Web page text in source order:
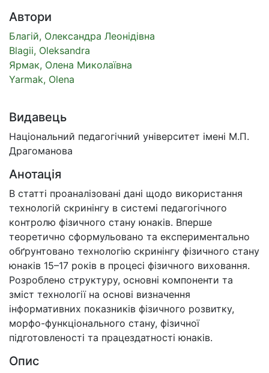
Автори
Благій, Олександра Леонідівна
Blagii, Oleksandra
Ярмак, Олена Миколаївна
Yarmak, Olena
Видавець
Національний педагогічний університет імені М.П.
Драгоманова
Анотація
В статті проаналізовані дані щодо використання
технологій скринінгу в системі педагогічного
контролю фізичного стану юнаків. Вперше
теоретично сформульовано та експериментально
обґрунтовано технологію скринінгу фізичного стану
юнаків 15–17 років в процесі фізичного виховання.
Розроблено структуру, основні компоненти та
зміст технології на основі визначення
інформативних показників фізичного розвитку,
морфо-функціонального стану, фізичної
підготовленості та працездатності юнаків.
Опис